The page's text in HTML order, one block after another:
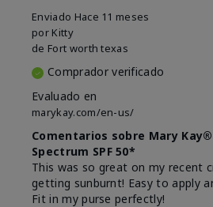
Enviado Hace 11 meses
por Kitty
de Fort worth texas
Comprador verificado
Evaluado en
marykay.com/en-us/
Comentarios sobre Mary
Spectrum SPF 50*
This was so great on my recent
getting sunburnt! Easy to apply
Fit in my purse perfectly!